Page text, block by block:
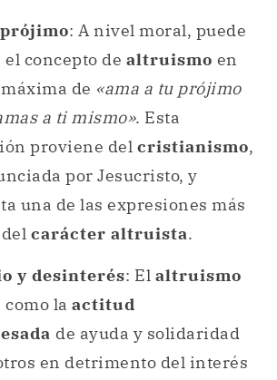
: A nivel moral, puede
concepto de altruismo en
de «ama a tu prójimo
a ti mismo». Esta
proviene del cristianismo,
por Jesucristo, y
una de las expresiones más
carácter altruista.
y desinterés: El altruismo
la actitud
de ayuda y solidaridad
en detrimento del interés